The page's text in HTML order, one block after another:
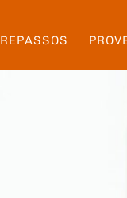
REPASSOS